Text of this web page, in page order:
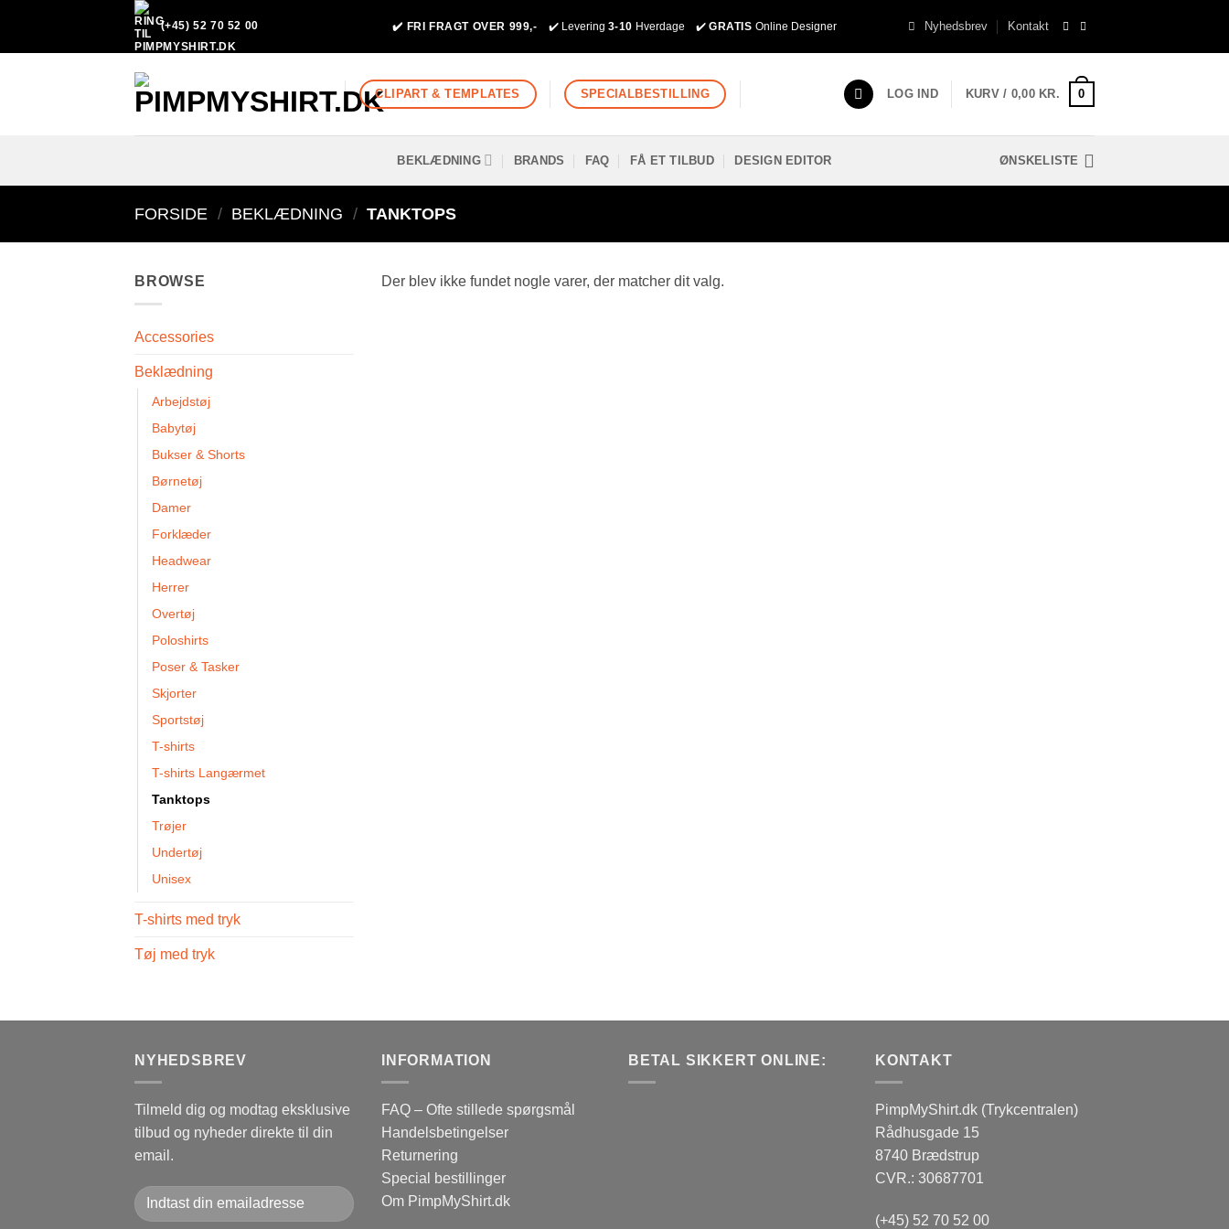
indhold
(+45) 52 70 52 00 ✔️ FRI FRAGT OVER 999,- ✔️ Levering 3-10 Hverdage ✔️ GRATIS Online Designer Nyhedsbrev Kontakt
CLIPART & TEMPLATES SPECIALBESTILLING LOG IND KURV / 0,00 KR. 0
BEKLÆDNING BRANDS FAQ FÅ ET TILBUD DESIGN EDITOR ØNSKELISTE
FORSIDE / BEKLÆDNING / TANKTOPS
BROWSE
Accessories
Beklædning
Arbejdstøj
Babytøj
Bukser & Shorts
Børnetøj
Damer
Forklæder
Headwear
Herrer
Overtøj
Poloshirts
Poser & Tasker
Skjorter
Sportstøj
T-shirts
T-shirts Langærmet
Tanktops
Trøjer
Undertøj
Unisex
T-shirts med tryk
Tøj med tryk
Der blev ikke fundet nogle varer, der matcher dit valg.
NYHEDSBREV
Tilmeld dig og modtag eksklusive
tilbud og nyheder direkte til din
email.
INFORMATION
FAQ – Ofte stillede spørgsmål
Handelsbetingelser
Returnering
Special bestillinger
Om PimpMyShirt.dk
BETAL SIKKERT ONLINE: KONTAKT
PimpMyShirt.dk (Trykcentralen)
Rådhusgade 15
8740 Brædstrup
CVR.: 30687701
(+45) 52 70 52 00